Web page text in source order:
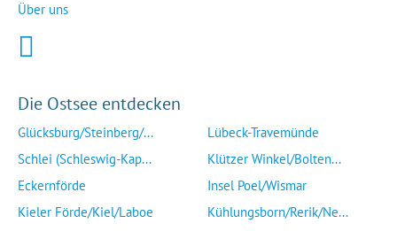
Über uns
Die Ostsee entdecken
Glücksburg/Steinberg/...
Schlei (Schleswig-Kap...
Eckernförde
Kieler Förde/Kiel/Laboe
Lübeck-Travemünde
Klützer Winkel/Bolten...
Insel Poel/Wismar
Kühlungsborn/Rerik/Ne...